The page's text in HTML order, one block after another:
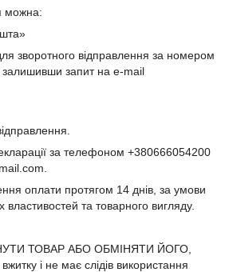
можна:
зворотного відправлення за номером
запит на e-mail
за телефоном +380666054200
оплати протягом 14 днів, за умови
та товарного вигляду.
ТОВАР АБО ОБМІНЯТИ ЙОГО,
і не має слідів використання